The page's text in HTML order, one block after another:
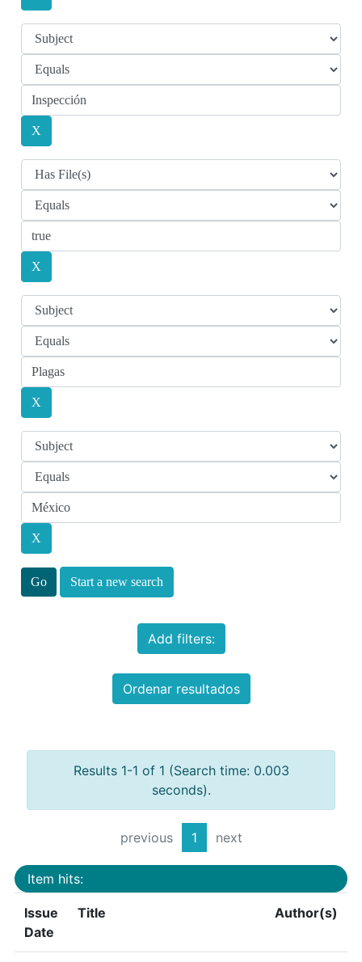
Start a new search
Add filters:
Ordenar resultados
Results 1-1 of 1 (Search time: 0.003
seconds).
previous 1 next
Item hits:
Issue
Date
Title Author(s)